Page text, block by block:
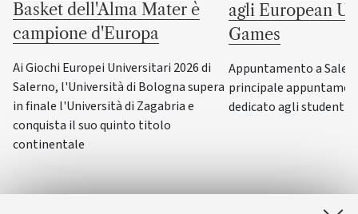
Basket dell'Alma Mater è
campione d'Europa
Ai Giochi Europei Universitari 2026 di
Salerno, l'Università di Bologna supera
in finale l'Università di Zagabria e
conquista il suo quinto titolo
continentale
agli European
Games
Appuntamento a
principale
dedicato agli